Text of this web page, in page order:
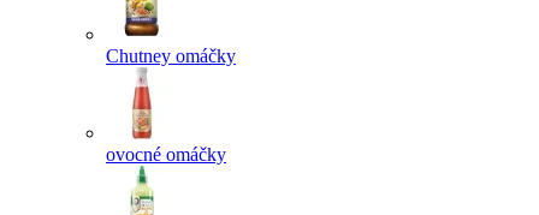
Chutney omáčky
ovocné omáčky